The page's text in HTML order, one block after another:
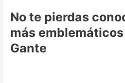
No te pierdas
más
Gante